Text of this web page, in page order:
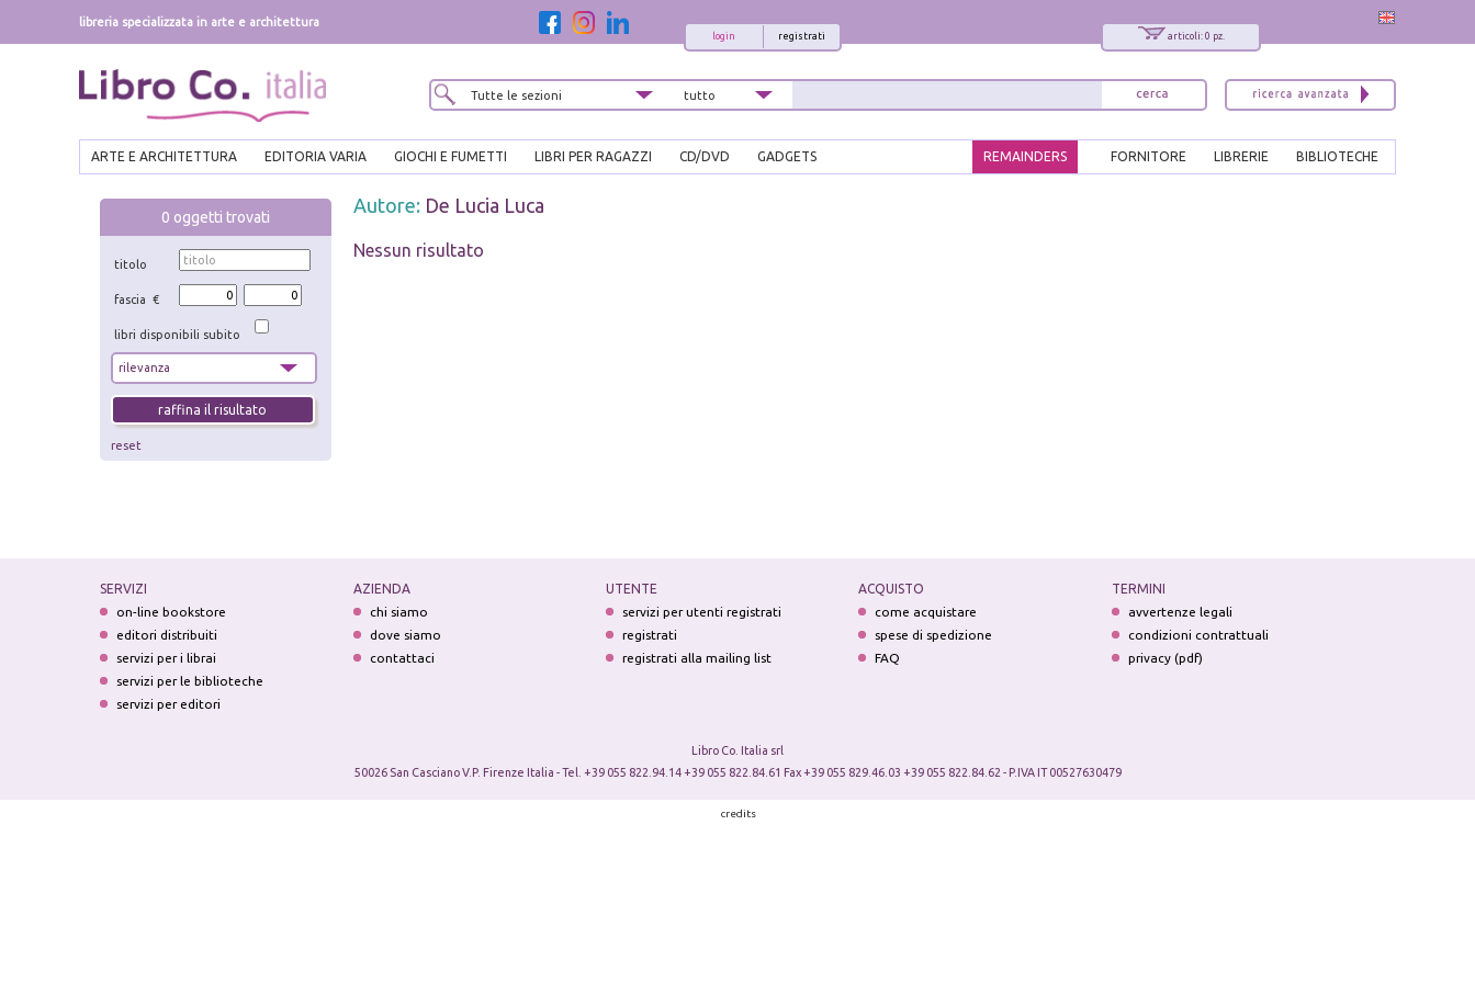
libreria specializzata in arte e architettura
articoli: 0 pz.
registrati
login
ARTE E ARCHITETTURA EDITORIA VARIA GIOCHI E FUMETTI LIBRI PER RAGAZZI CD/DVD GADGETS BIBLIOTECHE
LIBRERIE
FORNITORE
REMAINDERS
0 oggetti trovati
titolo
fascia €
libri disponibili subito
reset
Autore: De Lucia Luca
Nessun risultato
SERVIZI
on-line bookstore
editori distribuiti
servizi per i librai
servizi per le biblioteche
servizi per editori
AZIENDA
chi siamo
dove siamo
contattaci
UTENTE
servizi per utenti registrati
registrati
registrati alla mailing list
ACQUISTO
come acquistare
spese di spedizione
FAQ
TERMINI
avvertenze legali
condizioni contrattuali
privacy (pdf)
Libro Co. Italia srl
50026 San Casciano V.P. Firenze Italia - Tel. +39 055 822.94.14 +39 055 822.84.61 Fax +39 055 829.46.03 +39 055 822.84.62 - P.IVA IT 00527630479
credits